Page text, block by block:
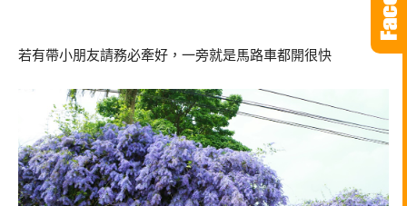
若有帶小朋友請務必牽好，一旁就是馬路車都開很快